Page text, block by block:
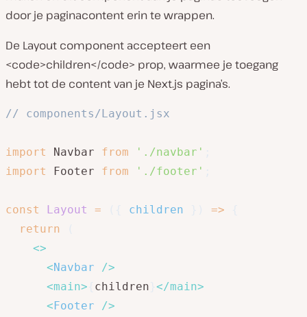
door je paginacontent erin te wrappen.
De Layout component accepteert een
<code>children</code> prop, waarmee je toegang
hebt tot de content van je Next.js pagina’s.
// components/Layout.jsx
import Navbar from './navbar'
import
Footer from './footer'
const Layout = children =>
return
<>
<Navbar
/>
<main> children </main>
<Footer
/>